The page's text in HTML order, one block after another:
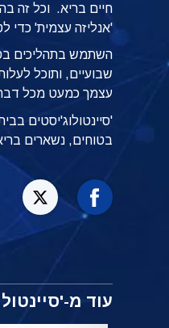
חיים בריא. וכל זה
'אנליזה עצמית' כדי
השתמש בתהליכים
שבועיים, ותוכל
עצמך כמעט מכל
'סיינטולוג'יסטים
בטוחים, נשארים
עוד מ-